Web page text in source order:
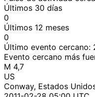
Últimos 30 días
0
Últimos 12 meses
0
Último evento cercano:
Evento cercano más
M 4,7
US
Conway, Estados